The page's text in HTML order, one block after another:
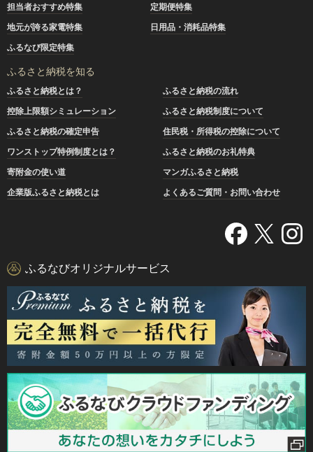
担当者おすすめ特集
定期便特集
地元が誇る家電特集
日用品・消耗品特集
ふるなび限定特集
ふるさと納税を知る
ふるさと納税とは？
ふるさと納税の流れ
控除上限額シミュレーション
ふるさと納税制度について
ふるさと納税の確定申告
住民税・所得税の控除について
ワンストップ特例制度とは？
ふるさと納税のお礼特典
寄附金の使い道
マンガふるさと納税
企業版ふるさと納税とは
よくあるご質問・お問い合わせ
ふるなびオリジナルサービス